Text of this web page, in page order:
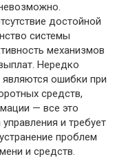
достойной
системы
механизмов
Нередко
являются ошибки при
средств,
— все это
и требует
проблем
и средств.